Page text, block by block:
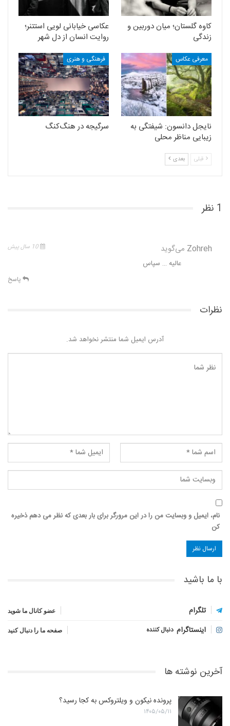
کاوه گلستان؛ میان دوربین و
زندگی
عکاسی خیابانی لویی استتنر؛
روایت انسان از دل شهر
معرفی عکاس
نایجل دانسون: شیفتگی به
زیبایی مناظر محلی
فرهنگی و هنری
سرگیجه‌ در هنگ‌کنگ
قبلی بعدی
1 نظر
Zohreh می‌گوید
عالیه … سپاس
پاسخ
نظرات
آدرس ایمیل شما منتشر نخواهد شد.
نام، ایمیل و وبسایت من را در این مرورگر برای بار بعدی که نظر می دهم ذخیره
کن
با ما باشید
تلگرام عضو کانال ما شوید
اینستاگرام دنبال کننده صفحه ما را دنبال کنید
آخرین نوشته ها
پرونده نیکون و ویلتروکس به کجا رسید؟
۱۴۰۵/۰۵/۱۱